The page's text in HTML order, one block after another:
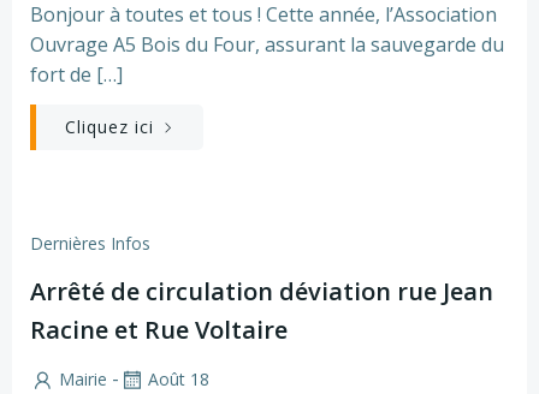
Bonjour à toutes et tous ! Cette année, l’Association
Ouvrage A5 Bois du Four, assurant la sauvegarde du
fort de […]
Cliquez ici
Dernières Infos
Arrêté de circulation déviation rue Jean
Racine et Rue Voltaire
Mairie - Août 18